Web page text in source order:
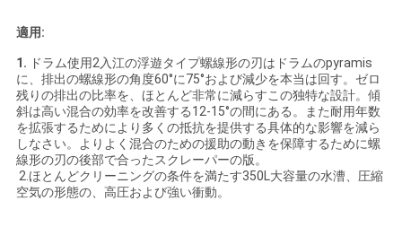
求
し
な
さ
い
適用:
1. ドラム使用2入江の浮遊タイプ螺線形の刃はドラムのpyramis
に、排出の螺線形の角度60°に75°および減少を本当は回す。ゼロ
残りの排出の比率を、ほとんど非常に減らすこの独特な設計。傾
斜は高い混合の効率を改善する12-15°の間にある。また耐用年数
を拡張するためにより多くの抵抗を提供する具体的な影響を減ら
しなさい。よりよく混合のための援助の動きを保障するために螺
線形の刃の後部で合ったスクレーパーの版。
2.ほとんどクリーニングの条件を満たす350L大容量の水漕、圧縮
空気の形態の、高圧および強い衝動。